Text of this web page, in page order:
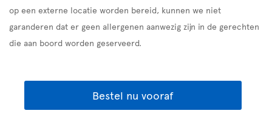
op een externe locatie worden bereid, kunnen we niet
garanderen dat er geen allergenen aanwezig zijn in de gerechten
die aan boord worden geserveerd.
Bestel nu vooraf